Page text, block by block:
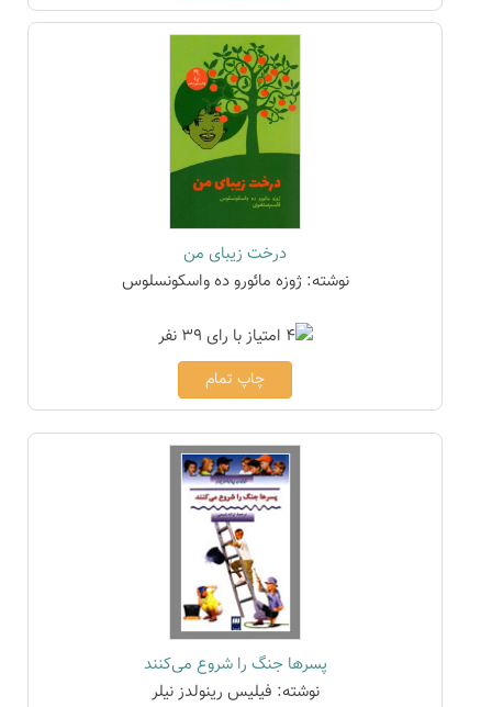
درخت زیبای من
نوشته: ژوزه مائورو ده واسکونسلوس
چاپ تمام
پسرها جنگ را شروع می‌کنند
نوشته: فیلیس رینولدز نیلر